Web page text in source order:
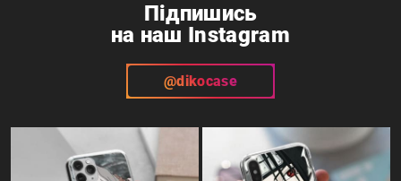
Підпишись
на наш Instagram
@dikocase